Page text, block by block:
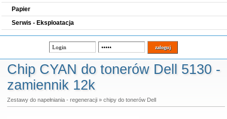
Papier
Serwis - Eksploatacja
Chip CYAN do tonerów Dell 5130 -
zamiennik 12k
Zestawy do napełniania - regeneracji» chipy do tonerów Dell